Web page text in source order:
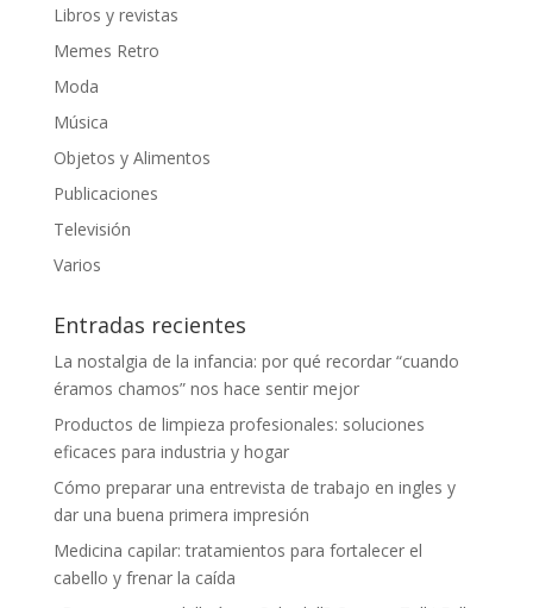
Libros y revistas
Memes Retro
Moda
Música
Objetos y Alimentos
Publicaciones
Televisión
Varios
Entradas recientes
La nostalgia de la infancia: por qué recordar “cuando
éramos chamos” nos hace sentir mejor
Productos de limpieza profesionales: soluciones
eficaces para industria y hogar
Cómo preparar una entrevista de trabajo en ingles y
dar una buena primera impresión
Medicina capilar: tratamientos para fortalecer el
cabello y frenar la caída